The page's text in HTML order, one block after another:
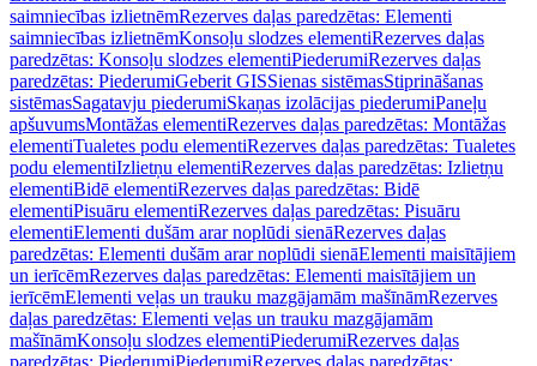
saimniecības izlietnēmRezerves daļas paredzētas: Elementi
saimniecības izlietnēmKonsoļu slodzes elementiRezerves daļas
paredzētas: Konsoļu slodzes elementiPiederumiRezerves daļas
paredzētas: PiederumiGeberit GISSienas sistēmasStiprināšanas
sistēmasSagatavju piederumiSkaņas izolācijas piederumiPaneļu
apšuvumsMontāžas elementiRezerves daļas paredzētas: Montāžas
elementiTualetes podu elementiRezerves daļas paredzētas: Tualetes
podu elementiIzlietņu elementiRezerves daļas paredzētas: Izlietņu
elementiBidē elementiRezerves daļas paredzētas: Bidē
elementiPisuāru elementiRezerves daļas paredzētas: Pisuāru
elementiElementi dušām arar noplūdi sienāRezerves daļas
paredzētas: Elementi dušām arar noplūdi sienāElementi maisītājiem
un ierīcēmRezerves daļas paredzētas: Elementi maisītājiem un
ierīcēmElementi veļas un trauku mazgājamām mašīnāmRezerves
daļas paredzētas: Elementi veļas un trauku mazgājamām
mašīnāmKonsoļu slodzes elementiPiederumiRezerves daļas
paredzētas: PiederumiPiederumiRezerves daļas paredzētas: